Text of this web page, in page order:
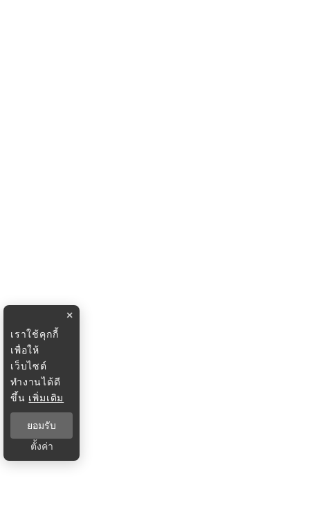
×
เราใช้คุกกี้
เพื่อให้
เว็บไซต์
ทำงานได้ดี
ขึ้น เพิ่มเติม
ยอมรับ
ตั้งค่า